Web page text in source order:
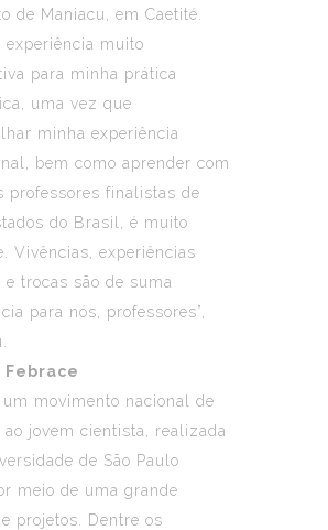
de Maniacu, em Caetité.
experiência muito
para minha prática
uma vez que
minha experiência
bem como aprender com
professores finalistas de
do Brasil, é muito
Vivências, experiências
e trocas são de suma
para nós, professores”,
Febrace
movimento nacional de
jovem cientista, realizada
de São Paulo
meio de uma grande
projetos. Dentre os